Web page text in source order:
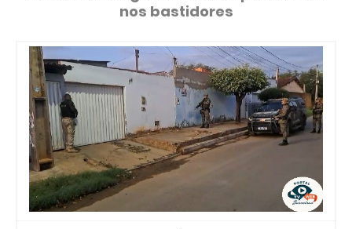
nos bastidores